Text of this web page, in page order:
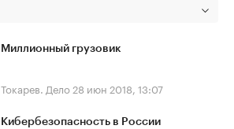
Миллионный грузовик
Токарев. Дело 28 июн 2018, 13:07
Кибербезопасность в России